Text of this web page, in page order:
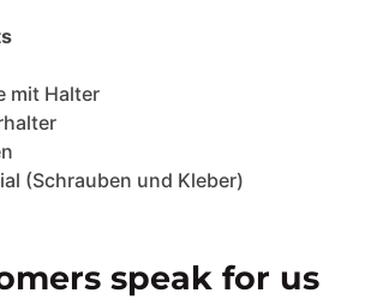
mit Halter
(Schrauben und Kleber)
speak for us